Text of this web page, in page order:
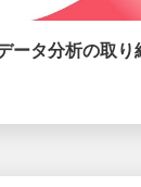
ータ分析の取り